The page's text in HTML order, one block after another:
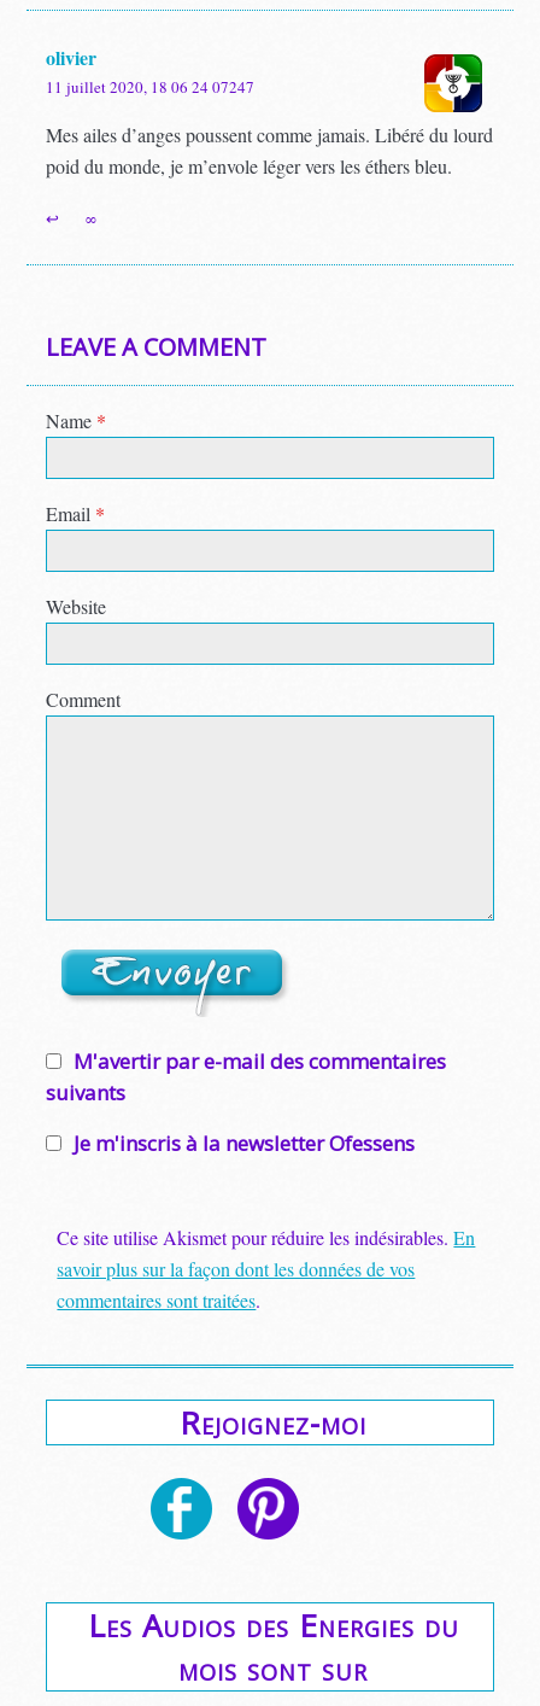
olivier
11 juillet 2020, 18 06 24 07247
Mes ailes d’anges poussent comme jamais. Libéré du lourd
poid du monde, je m’envole léger vers les éthers bleu.
↩ ∞
LEAVE A COMMENT
Name *
Email *
Website
Comment
M'avertir par e-mail des commentaires
suivants
Je m'inscris à la newsletter Ofessens
Ce site utilise Akismet pour réduire les indésirables.En
savoir plus sur la façon dont les données de vos
commentaires sont traitées.
Rejoignez-moi
Les Audios des Energies du
mois sont sur